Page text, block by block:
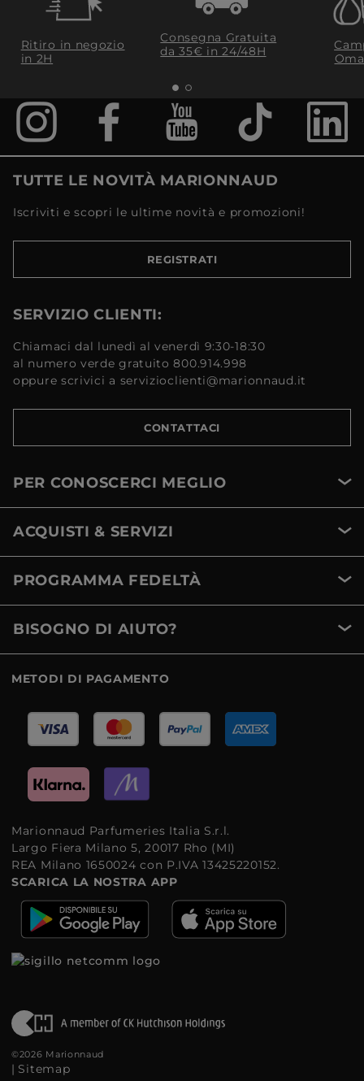
Ritiro in negozio
in 2H
Consegna Gratuita
da 35€​ in 24/48H
TUTTE LE NOVITÀ MARIONNAUD
Iscriviti e scopri le ultime novità e promozioni!
REGISTRATI
SERVIZIO CLIENTI:
Chiamaci dal lunedì al venerdì 9:30-18:30
al numero verde gratuito 800.914.998
oppure scrivici a servizioclienti@marionnaud.it
CONTATTACI
PER CONOSCERCI MEGLIO
ACQUISTI & SERVIZI
PROGRAMMA FEDELTÀ
BISOGNO DI AIUTO?
METODI DI PAGAMENTO
Marionnaud Parfumeries Italia S.r.l.
Largo Fiera Milano 5, 20017 Rho (MI)
REA Milano 1650024 con P.IVA 13425220152.
SCARICA LA NOSTRA APP
©2026 Marionnaud
| Sitemap